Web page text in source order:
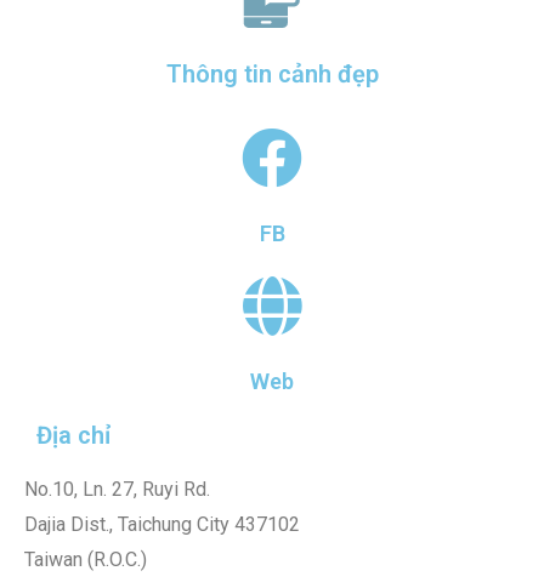
Thông tin cảnh đẹp
Địa chỉ
No.10, Ln. 27, Ruyi Rd.
Dajia Dist., Taichung City 437102
Taiwan (R.O.C.)
Web
FB